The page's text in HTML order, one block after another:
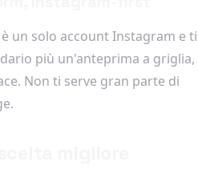
un solo account Instagram e ti
più un'anteprima a griglia,
Non ti serve gran parte di